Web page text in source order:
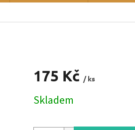
175 Kč / ks
cena:
Skladem